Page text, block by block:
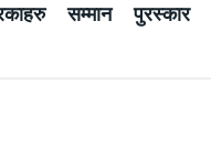
सम्मान पुरस्कार